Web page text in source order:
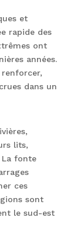
et
rapide des
ont
années.
dans un
lits,
La fonte
ces
sont
le sud-est